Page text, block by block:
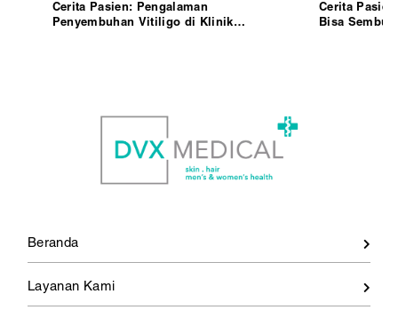
Cerita Pasien: Pengalaman
Penyembuhan Vitiligo di Klinik
Cerita
Bisa
Beranda
Layanan Kami